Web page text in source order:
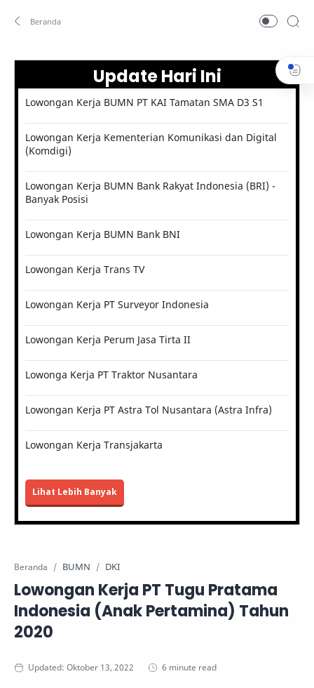
Update Hari Ini
Lowongan Kerja BUMN PT KAI Tamatan SMA D3 S1
Lowongan Kerja Kementerian Komunikasi dan Digital
(Komdigi)
Lowongan Kerja BUMN Bank Rakyat Indonesia (BRI) -
Banyak Posisi
Lowongan Kerja BUMN Bank BNI
Lowongan Kerja Trans TV
Lowongan Kerja PT Surveyor Indonesia
Lowongan Kerja Perum Jasa Tirta II
Lowonga Kerja PT Traktor Nusantara
Lowongan Kerja PT Astra Tol Nusantara (Astra Infra)
Lowongan Kerja Transjakarta
Lihat Lebih Banyak
Beranda BUMN DKI
Lowongan Kerja PT Tugu Pratama
Indonesia (Anak Pertamina) Tahun
2020
6 minute read